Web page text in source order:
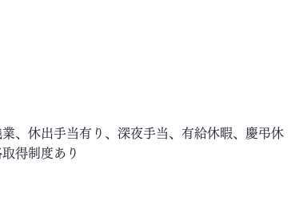
、休出手当有り、深夜手当、有給休暇、慶弔休
得制度あり